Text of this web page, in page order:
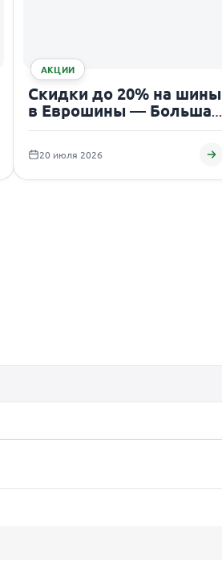
АКЦИИ
Скидки до 20% на шины
в Еврошины — Большая
распродажа шин!
20 июля 2026